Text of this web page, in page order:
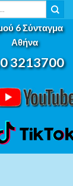
6 Σύνταγμα
Αθήνα
3213700